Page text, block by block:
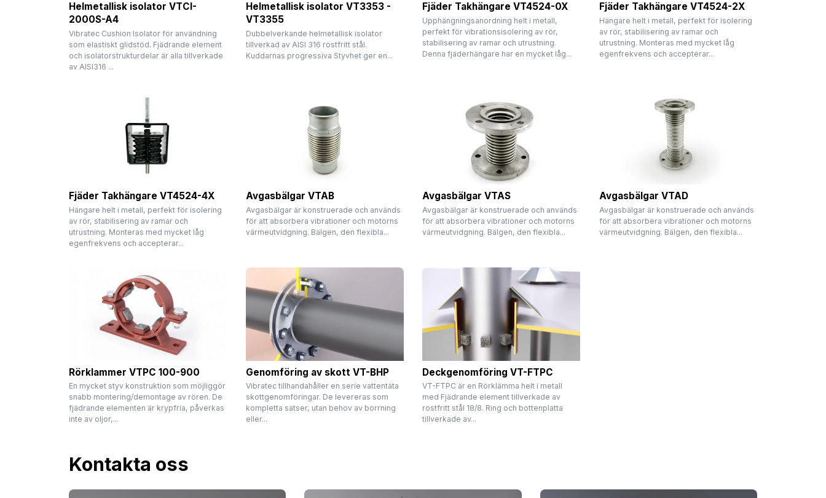
Helmetallisk isolator VTCI-
2000S-A4
Vibratec Cushion Isolator för användning
som elastiskt glidstöd. Fjädrande element
och isolatorstrukturdelar är alla tillverkade
av AISI316 ...
Helmetallisk isolator VT3353 -
VT3355
Dubbelverkande helmetallisk isolator
tillverkad av AISI 316 rostfritt stål.
Kuddarnas progressiva Styvhet ger en...
Fjäder Takhängare VT4524-0X
Upphängningsanordning helt i metall,
perfekt för vibrationsisolering av rör,
stabilisering av ramar och utrustning.
Denna fjäderhängare har en mycket låg...
Fjäder Takhängare VT4524-2X
Hängare helt i metall, perfekt för isolering
av rör, stabilisering av ramar och
utrustning. Monteras med mycket låg
egenfrekvens och accepterar...
Fjäder Takhängare VT4524-4X
Hängare helt i metall, perfekt för isolering
av rör, stabilisering av ramar och
utrustning. Monteras med mycket låg
egenfrekvens och accepterar...
Avgasbälgar VTAB
Avgasbälgar är konstruerade och används
för att absorbera vibrationer och motorns
värmeutvidgning. Bälgen, den flexibla...
Avgasbälgar VTAS
Avgasbälgar är konstruerade och används
för att absorbera vibrationer och motorns
värmeutvidgning. Bälgen, den flexibla...
Avgasbälgar VTAD
Avgasbälgar är konstruerade och används
för att absorbera vibrationer och motorns
värmeutvidgning. Bälgen, den flexibla...
Rörklammer VTPC 100-900
En mycket styv konstruktion som möjliggör
snabb montering/demontage av rören. De
fjädrande elementen är krypfria, påverkas
inte av oljor,...
Genomföring av skott VT-BHP
Vibratec tillhandahåller en serie vattentäta
skottgenomföringar. De levereras som
kompletta satser, utan behov av borrning
eller...
Deckgenomföring VT-FTPC
VT-FTPC är en Rörklämma helt i metall
med Fjädrande element tillverkade av
rostfritt stål 18/8. Ring och bottenplatta
tillverkade av...
Kontakta oss